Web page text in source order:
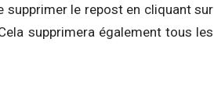
supprimer le repost en cliquant sur
supprimera également tous les